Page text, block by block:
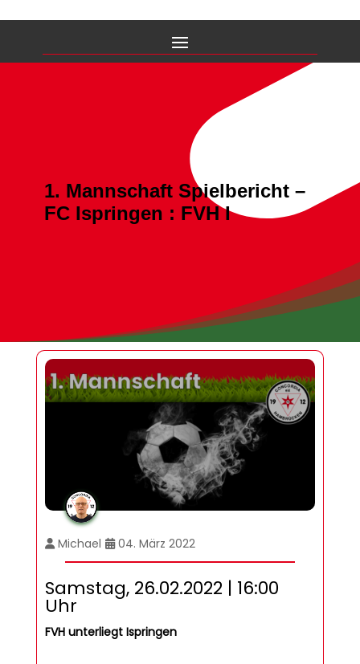
1. Mannschaft Spielbericht –
FC Ispringen : FVH I
Michael 04. März 2022
Samstag, 26.02.2022 | 16:00
Uhr
FVH unterliegt Ispringen